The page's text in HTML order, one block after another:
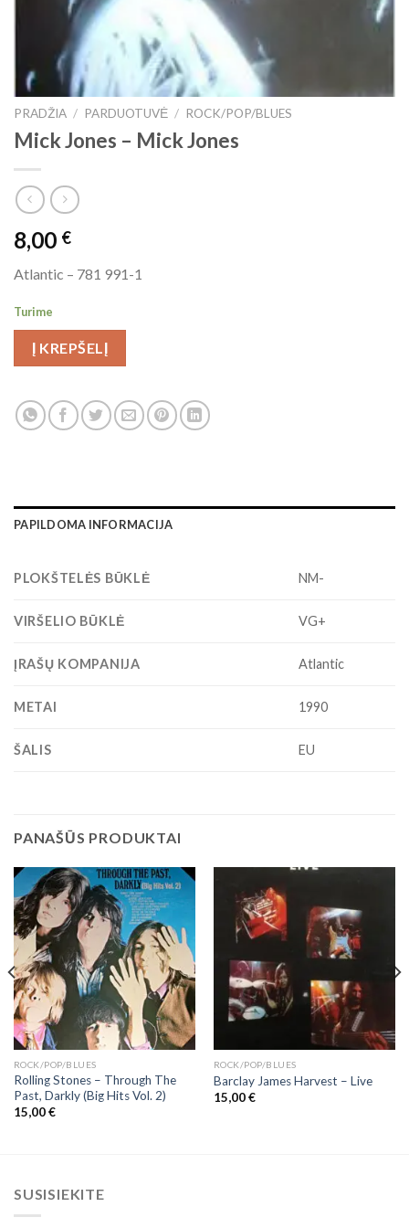
PRADŽIA / PARDUOTUVĖ / ROCK/POP/BLUES
Mick Jones ‎– Mick Jones
8,00 €
Atlantic ‎– 781 991-1
Turime
Į KREPŠELĮ
PAPILDOMA INFORMACIJA
PLOKŠTELĖS BŪKLĖ NM-
VIRŠELIO BŪKLĖ VG+
ĮRAŠŲ KOMPANIJA Atlantic
METAI 1990
ŠALIS EU
PANAŠŪS PRODUKTAI
ROCK/POP/BLUES
Rolling Stones – Through The
Past, Darkly (Big Hits Vol. 2)
15,00€
ROCK/POP/BLUES
Barclay James Harvest ‎– Live
15,00€
SUSISIEKITE